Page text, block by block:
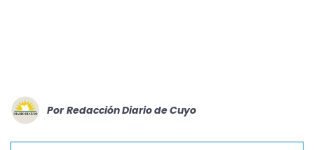
Por Redacción Diario de Cuyo